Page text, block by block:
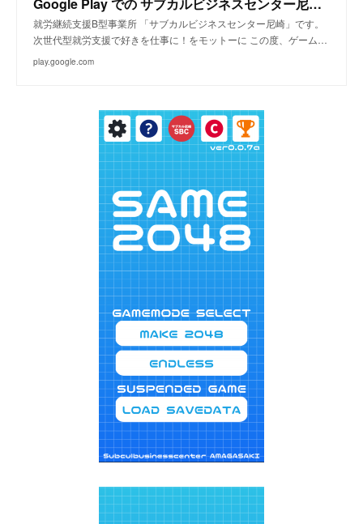
就労継続支援B型事業所 「サブカルビジネスセンター尼崎」です。
次世代型就労支援で好きを仕事に！をモットーに この度、ゲーム…
play.google.com